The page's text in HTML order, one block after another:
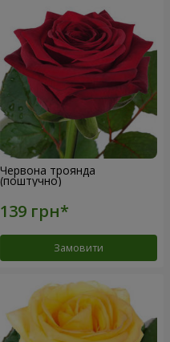
Червона троянда
(поштучно)
Замовити